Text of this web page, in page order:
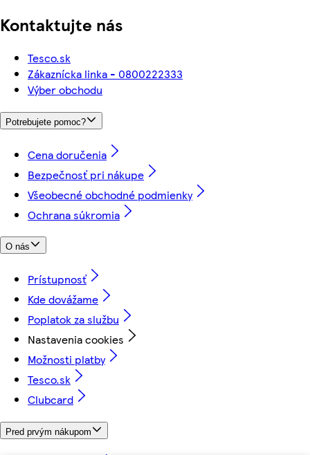
Kontaktujte nás
Tesco.sk
Zákaznícka linka - 0800222333
Výber obchodu
Potrebujete pomoc?
Cena doručenia
Bezpečnosť pri nákupe
Všeobecné obchodné podmienky
Ochrana súkromia
O nás
Prístupnosť
Kde dovážame
Poplatok za službu
Nastavenia cookies
Možnosti platby
Tesco.sk
Clubcard
Pred prvým nákupom